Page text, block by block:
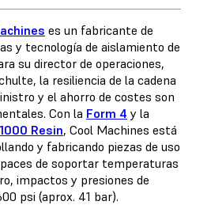
es un fabricante de
y tecnología de aislamiento de
su director de operaciones,
la resiliencia de la cadena
y el ahorro de costes son
Con la Form 4 y la
Resin, Cool Machines está
y fabricando piezas de uso
de soportar temperaturas
impactos y presiones de
psi (aprox. 41 bar).